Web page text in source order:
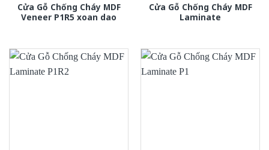
Cửa Gỗ Chống Cháy MDF
Veneer P1R5 xoan dao
Cửa Gỗ Chống Cháy MDF
Laminate